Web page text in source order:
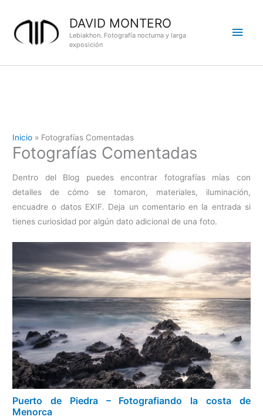
contenido
DAVID MONTERO
Lebiakhon. Fotografía nocturna y larga
exposición
Inicio Fotografías Comentadas
Fotografías Comentadas
Dentro del Blog puedes encontrar fotografías mías con
detalles de cómo se tomaron, materiales, iluminación,
encuadre o datos EXIF. Deja un comentario en la entrada si
tienes curiosidad por algún dato adicional de una foto.
Puerto de Piedra – Fotografiando la costa de
Menorca